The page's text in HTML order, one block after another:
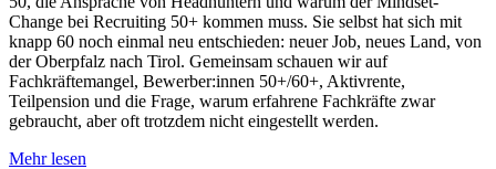
Change bei Recruiting 50+ kommen muss. Sie selbst hat sich mit
knapp 60 noch einmal neu entschieden: neuer Job, neues Land, von
der Oberpfalz nach Tirol. Gemeinsam schauen wir auf
Fachkräftemangel, Bewerber:innen 50+/60+, Aktivrente,
Teilpension und die Frage, warum erfahrene Fachkräfte zwar
gebraucht, aber oft trotzdem nicht eingestellt werden.
Mehr lesen